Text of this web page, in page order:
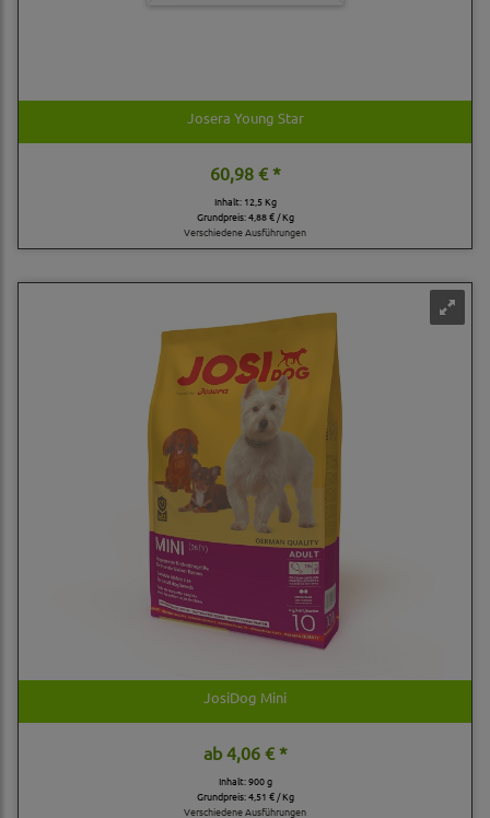
Josera Young Star
60,98 € *
Inhalt: 12,5 Kg
Grundpreis:4,88 € / Kg
Verschiedene Ausführungen
JosiDog Mini
ab4,06 € *
Inhalt: 900 g
Grundpreis:4,51 € / Kg
Verschiedene Ausführungen